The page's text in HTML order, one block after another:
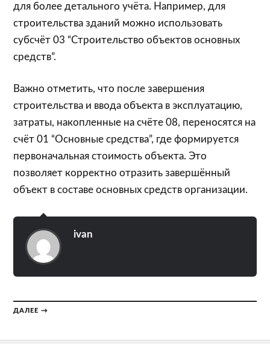
для более детального учёта. Например, для
строительства зданий можно использовать
субсчёт 03 “Строительство объектов основных
средств”.
Важно отметить, что после завершения
строительства и ввода объекта в эксплуатацию,
затраты, накопленные на счёте 08, переносятся на
счёт 01 “Основные средства”, где формируется
первоначальная стоимость объекта. Это
позволяет корректно отразить завершённый
объект в составе основных средств организации.
ivan
ДАЛЕЕ →